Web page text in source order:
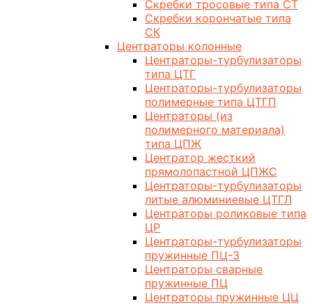
Скребки тросовые типа СТ
Скребки корончатые типа
СК
Центраторы колонные
Центраторы-турбулизаторы
типа ЦТГ
Центраторы-турбулизаторы
полимерные типа ЦТГП
Центраторы (из
полимерного материала)
типа ЦПЖ
Центратор жесткий
прямолопастной ЦПЖС
Центраторы-турбулизаторы
литые алюминиевые ЦТГЛ
Центраторы роликовые типа
ЦР
Центраторы-турбулизаторы
пружинные ПЦ-3
Центраторы сварные
пружинные ПЦ
Центраторы пружинные ЦЦ